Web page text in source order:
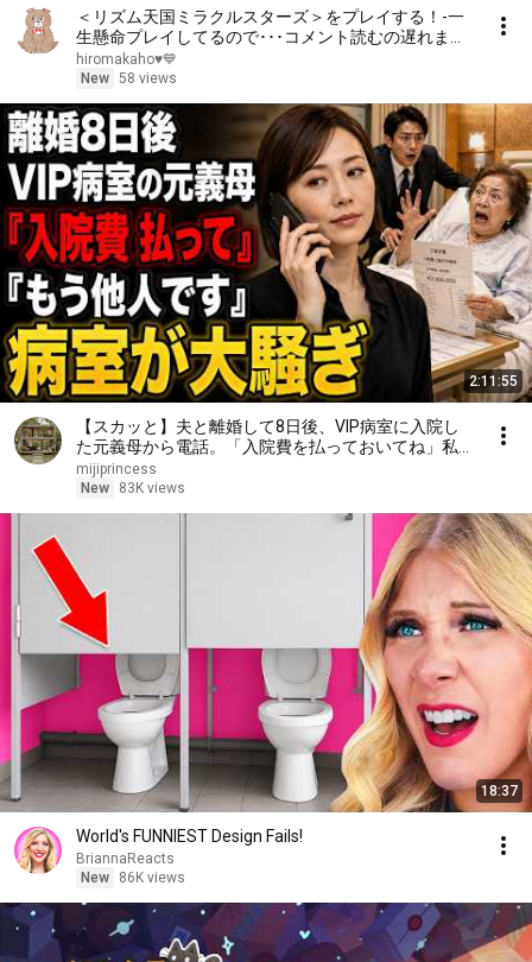
＜リズム天国ミラクルスターズ＞をプレイする！-一
生懸命プレイしてるので･･･コメント読むの遅れます(
´艸｀)-1-
hiromakaho♥️💙
New 58 views
2:11:55
【スカッと】夫と離婚して8日後、VIP病室に入院し
た元義母から電話。「入院費を払っておいてね」私が
「無理です。だって、もう他人ですから」と答えた瞬
間、病室は大騒ぎになった……。
mijiprincess
New
83K views
18:37
World's FUNNIEST Design Fails!
BriannaReacts
New
86K views